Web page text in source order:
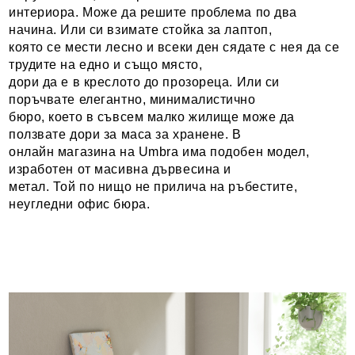
интериора. Може да решите проблема по два
начина. Или си взимате стойка за лаптоп,
която се мести лесно и всеки ден сядате с нея да се
трудите на едно и също място,
дори да е в креслото до прозореца. Или си
поръчвате елегантно, минималистично
бюро, което в съвсем малко жилище може да
ползвате дори за маса за хранене. В
онлайн магазина на Umbra има подобен модел,
изработен от масивна дървесина и
метал. Той по нищо не прилича на ръбестите,
неугледни офис бюра.